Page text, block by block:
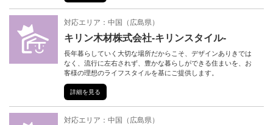
対応エリア： 中国 （ 広島県）
キリン木材株式会社-キリンスタイル-
長年暮らしていく大切な場所だからこそ、デザインありきでは
なく、流行に左右されず、豊かな暮らしができる住まいを、お
客様の理想のライフスタイルを基にご提供します。
詳細を見る
対応エリア： 中国 （ 広島県）